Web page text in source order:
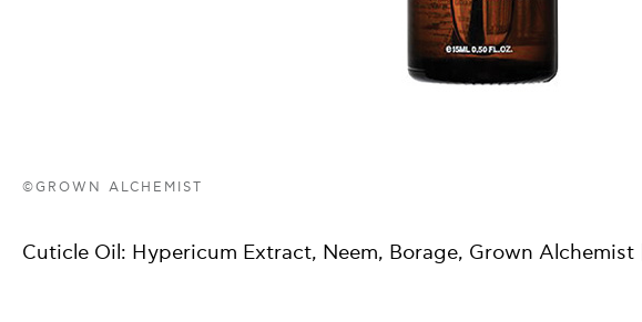
©GROWN ALCHEMIST
Cuticle Oil: Hypericum Extract, Neem, Borage, Grown Alchemist |